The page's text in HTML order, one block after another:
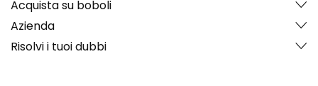
Acquista su boboli
Azienda
Risolvi i tuoi dubbi